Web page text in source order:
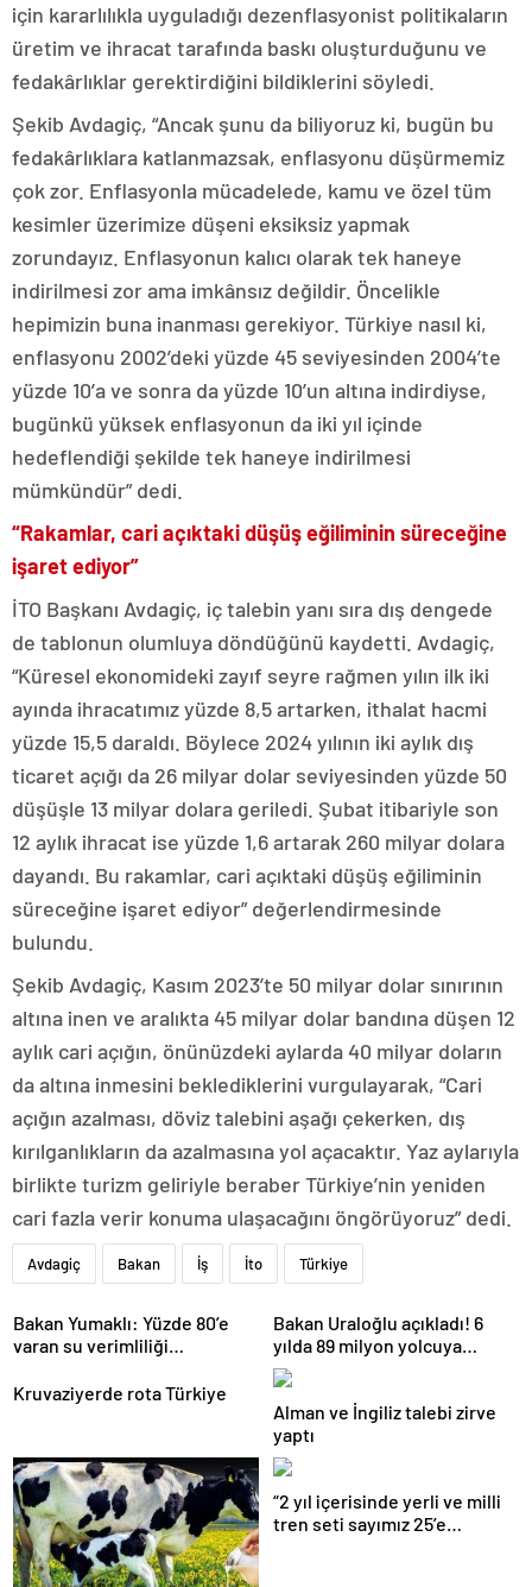
için kararlılıkla uyguladığı dezenflasyonist politikaların
üretim ve ihracat tarafında baskı oluşturduğunu ve
fedakârlıklar gerektirdiğini bildiklerini söyledi.
Şekib Avdagiç, “Ancak şunu da biliyoruz ki, bugün bu
fedakârlıklara katlanmazsak, enflasyonu düşürmemiz
çok zor. Enflasyonla mücadelede, kamu ve özel tüm
kesimler üzerimize düşeni eksiksiz yapmak
zorundayız. Enflasyonun kalıcı olarak tek haneye
indirilmesi zor ama imkânsız değildir. Öncelikle
hepimizin buna inanması gerekiyor. Türkiye nasıl ki,
enflasyonu 2002’deki yüzde 45 seviyesinden 2004’te
yüzde 10’a ve sonra da yüzde 10’un altına indirdiyse,
bugünkü yüksek enflasyonun da iki yıl içinde
hedeflendiği şekilde tek haneye indirilmesi
mümkündür” dedi.
“Rakamlar, cari açıktaki düşüş eğiliminin süreceğine
işaret ediyor”
İTO Başkanı Avdagiç, iç talebin yanı sıra dış dengede
de tablonun olumluya döndüğünü kaydetti. Avdagiç,
“Küresel ekonomideki zayıf seyre rağmen yılın ilk iki
ayında ihracatımız yüzde 8,5 artarken, ithalat hacmi
yüzde 15,5 daraldı. Böylece 2024 yılının iki aylık dış
ticaret açığı da 26 milyar dolar seviyesinden yüzde 50
düşüşle 13 milyar dolara geriledi. Şubat itibariyle son
12 aylık ihracat ise yüzde 1,6 artarak 260 milyar dolara
dayandı. Bu rakamlar, cari açıktaki düşüş eğiliminin
süreceğine işaret ediyor” değerlendirmesinde
bulundu.
Şekib Avdagiç, Kasım 2023’te 50 milyar dolar sınırının
altına inen ve aralıkta 45 milyar dolar bandına düşen 12
aylık cari açığın, önünüzdeki aylarda 40 milyar doların
da altına inmesini beklediklerini vurgulayarak, “Cari
açığın azalması, döviz talebini aşağı çekerken, dış
kırılganlıkların da azalmasına yol açacaktır. Yaz aylarıyla
birlikte turizm geliriyle beraber Türkiye’nin yeniden
cari fazla verir konuma ulaşacağını öngörüyoruz” dedi.
Avdagiç Bakan İş İto Türkiye
Bakan Yumaklı: Yüzde 80’e
varan su verimliliği
Bakan Uraloğlu açıkladı! 6
yılda 89 milyon yolcuya
hizmet verdi
Kruvaziyerde rota Türkiye
Alman ve İngiliz talebi zirve
yaptı
“2 yıl içerisinde yerli ve milli
tren seti sayımız 25’e